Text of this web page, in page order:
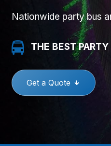
Nationwide party bus
THE BEST PARTY
Get a Quote